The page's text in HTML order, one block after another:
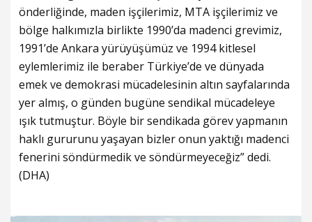
önderliğinde, maden işçilerimiz, MTA işçilerimiz ve
bölge halkımızla birlikte 1990’da madenci grevimiz,
1991’de Ankara yürüyüşümüz ve 1994 kitlesel
eylemlerimiz ile beraber Türkiye’de ve dünyada
emek ve demokrasi mücadelesinin altın sayfalarında
yer almış, o günden bugüne sendikal mücadeleye
ışık tutmuştur. Böyle bir sendikada görev yapmanın
haklı gururunu yaşayan bizler onun yaktığı madenci
fenerini söndürmedik ve söndürmeyeceğiz” dedi.
(DHA)